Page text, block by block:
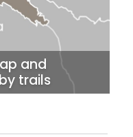
and
trails